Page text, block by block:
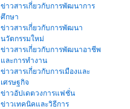
ข่าวสารเกี่ยวกับการพัฒนาการ
ศึกษา
ข่าวสารเกี่ยวกับการพัฒนา
นวัตกรรมใหม่
ข่าวสารเกี่ยวกับการพัฒนาอาชีพ
และการทำงาน
ข่าวสารเกี่ยวกับการเมืองและ
เศรษฐกิจ
ข่าวอัปเดตวงการแฟชั่น
ข่าวเทคนิคและวิธีการ